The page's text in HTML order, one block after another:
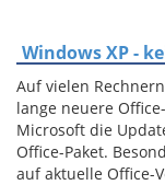
Windows XP -
Auf vielen
lange neuere
Microsoft die
Office-Paket.
auf aktuelle Office-